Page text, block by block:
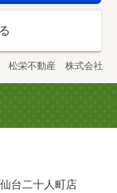
松栄不動産 株式会社
台二十人町店